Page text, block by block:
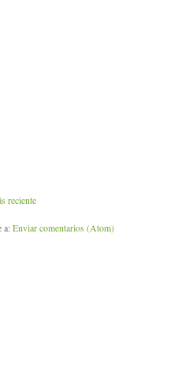
reciente
a:Enviar comentarios (Atom)